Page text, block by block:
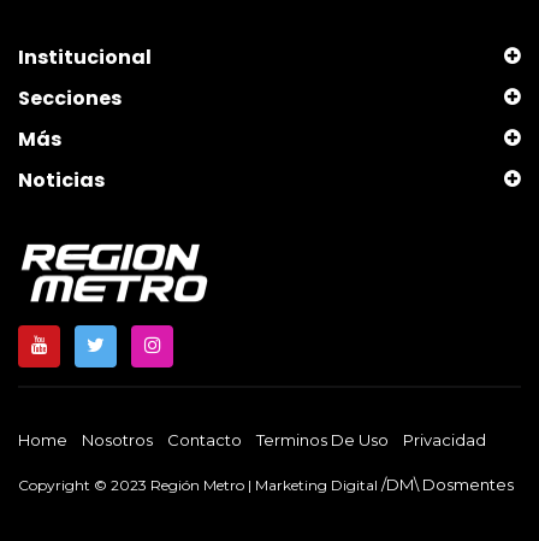
Institucional
Secciones
Más
Noticias
Home Nosotros Contacto Terminos De Uso Privacidad
Copyright © 2023 Región Metro | Marketing Digital /DM\ Dosmentes